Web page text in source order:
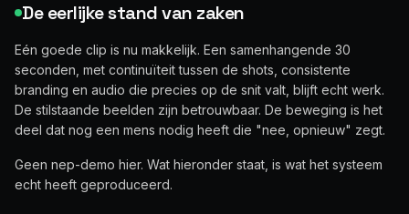
De eerlijke stand van zaken
Eén goede clip is nu makkelijk. Een samenhangende 30
seconden, met continuïteit tussen de shots, consistente
branding en audio die precies op de snit valt, blijft echt werk.
De stilstaande beelden zijn betrouwbaar. De beweging is het
deel dat nog een mens nodig heeft die "nee, opnieuw" zegt.
Geen nep-demo hier. Wat hieronder staat, is wat het systeem
echt heeft geproduceerd.